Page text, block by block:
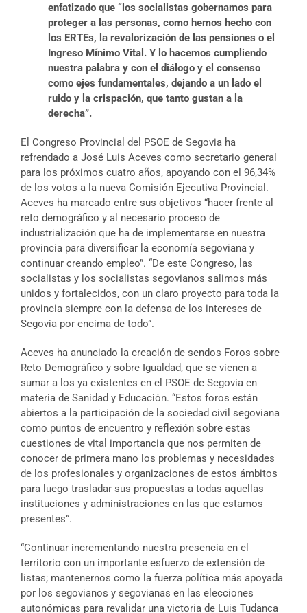
enfatizado que “los socialistas gobernamos para
proteger a las personas, como hemos hecho con
los ERTEs, la revalorización de las pensiones o el
Ingreso Mínimo Vital. Y lo hacemos cumpliendo
nuestra palabra y con el diálogo y el consenso
como ejes fundamentales, dejando a un lado el
ruido y la crispación, que tanto gustan a la
derecha”.
El Congreso Provincial del PSOE de Segovia ha
refrendado a José Luis Aceves como secretario general
para los próximos cuatro años, apoyando con el 96,34%
de los votos a la nueva Comisión Ejecutiva Provincial.
Aceves ha marcado entre sus objetivos “hacer frente al
reto demográfico y al necesario proceso de
industrialización que ha de implementarse en nuestra
provincia para diversificar la economía segoviana y
continuar creando empleo”. “De este Congreso, las
socialistas y los socialistas segovianos salimos más
unidos y fortalecidos, con un claro proyecto para toda la
provincia siempre con la defensa de los intereses de
Segovia por encima de todo”.
Aceves ha anunciado la creación de sendos Foros sobre
Reto Demográfico y sobre Igualdad, que se vienen a
sumar a los ya existentes en el PSOE de Segovia en
materia de Sanidad y Educación. “Estos foros están
abiertos a la participación de la sociedad civil segoviana
como puntos de encuentro y reflexión sobre estas
cuestiones de vital importancia que nos permiten de
conocer de primera mano los problemas y necesidades
de los profesionales y organizaciones de estos ámbitos
para luego trasladar sus propuestas a todas aquellas
instituciones y administraciones en las que estamos
presentes”.
“Continuar incrementando nuestra presencia en el
territorio con un importante esfuerzo de extensión de
listas; mantenernos como la fuerza política más apoyada
por los segovianos y segovianas en las elecciones
autonómicas para revalidar una victoria de Luis Tudanca